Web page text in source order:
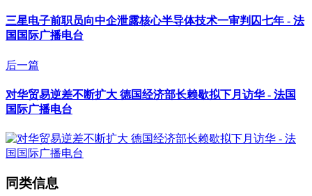
三星电子前职员向中企泄露核心半导体技术一审判囚七年 - 法
国国际广播电台
后一篇
对华贸易逆差不断扩大 德国经济部长赖歇拟下月访华 - 法国
国际广播电台
同类信息